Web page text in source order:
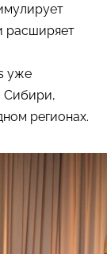
расширяет
уже
Сибири,
регионах.